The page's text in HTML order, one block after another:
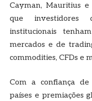
Cayman, Mauritius
que investidores
institucionais
mercados e de
commodities, CFDs e
Com a confiança
países e premiações